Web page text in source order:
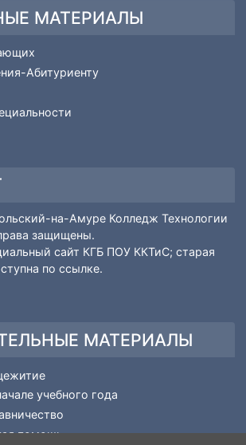
МАТЕРИАЛЫ
Абитуриенту
на-Амуре Колледж Технологии
сайт КГБ ПОУ ККТиС; старая
поссылке.